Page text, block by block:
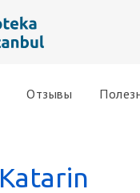
Отзывы
Katarin